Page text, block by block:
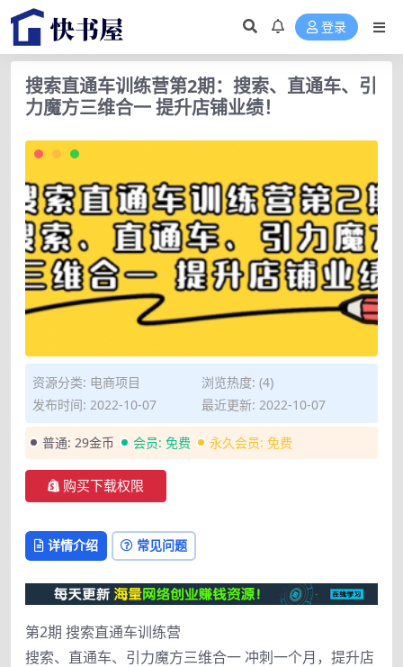
登录
搜索直通车训练营第2期：搜索、直通车、引
力魔方三维合一 提升店铺业绩！
资源分类: 电商项目
浏览热度: (4)
发布时间: 2022-10-07
最近更新: 2022-10-07
普通: 29金币 会员: 免费 永久会员: 免费
购买下载权限
详情介绍 常见问题
第2期 搜索直通车训练营
搜索、直通车、引力魔方三维合一 冲刺一个月，提升店